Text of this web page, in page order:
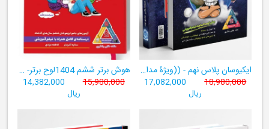
ایکیوسان پلاس نهم - ((ویژۀ مدارس نمونه دولتی، تیزهوشان و سمپاد+ فیلم‌های آموزشی+سامانۀ آزمون‌ساز رایگان))
18,980,000
17,082,000
ریال
هوش برتر ششم 1404لوح برتر- ((ویژۀ آزمون تیزهوشان پایۀ ششم+ فیلم آموزشی + سامانۀ آزمون‌ساز رایگان))
15,980,000
14,382,000
ریال